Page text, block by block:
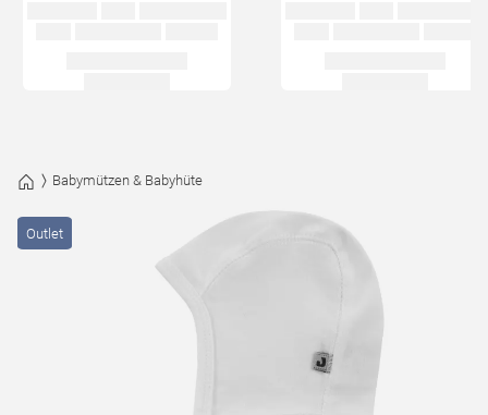
Babymützen & Babyhüte
Outlet